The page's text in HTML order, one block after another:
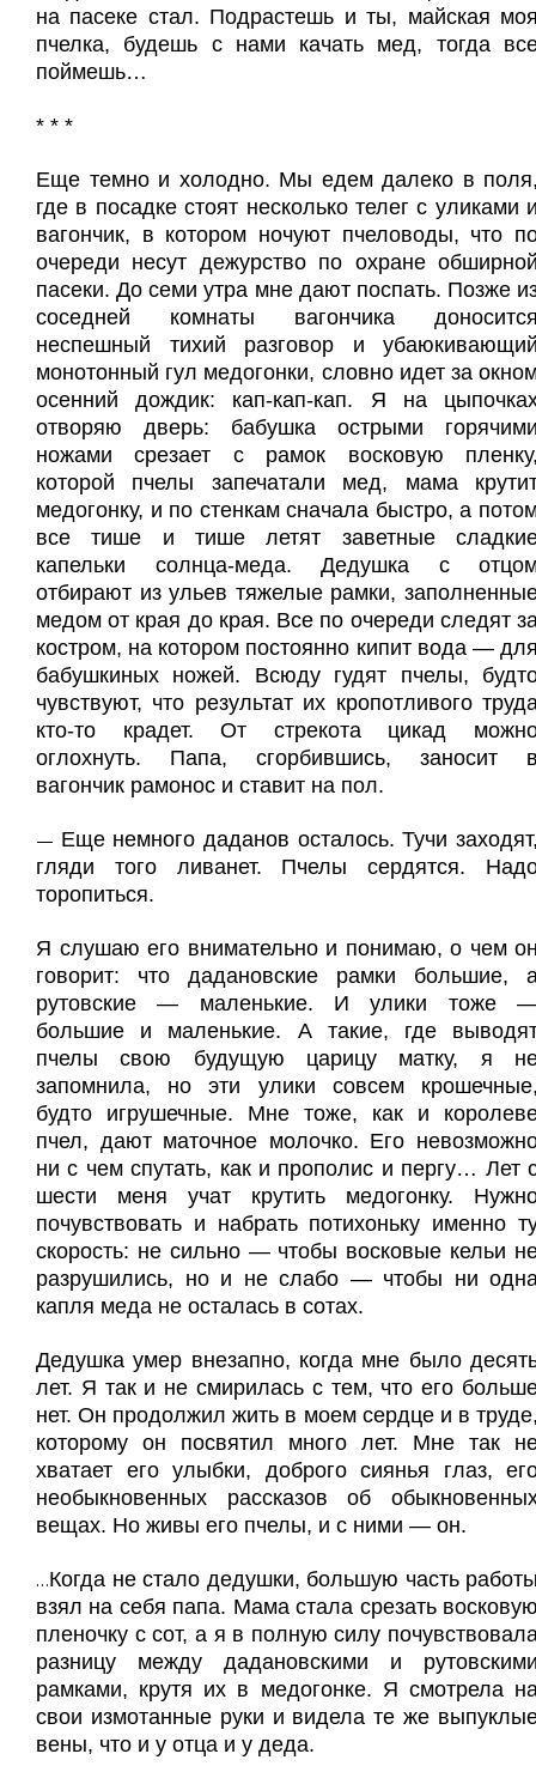
на пасеке стал. Подрастешь и ты, майская
пчелка, будешь с нами качать мед, тогда
поймешь…
* * *
Еще темно и холодно. Мы едем далеко в
где в посадке стоят несколько телег с уликами
вагончик, в котором ночуют пчеловоды, что
очереди несут дежурство по охране
пасеки. До семи утра мне дают поспать. Позже
соседней комнаты вагончика
неспешный тихий разговор и
монотонный гул медогонки, словно идет за
осенний дождик: кап-кап-кап. Я на
отворяю дверь: бабушка острыми
ножами срезает с рамок восковую
которой пчелы запечатали мед, мама
медогонку, и по стенкам сначала быстро, а
все тише и тише летят заветные
капельки солнца-меда. Дедушка с
отбирают из ульев тяжелые рамки,
медом от края до края. Все по очереди следят
костром, на котором постоянно кипит вода —
бабушкиных ножей. Всюду гудят пчелы,
чувствуют, что результат их кропотливого
кто-то крадет. От стрекота цикад
оглохнуть. Папа, сгорбившись, заносит
вагончик рамонос и ставит на пол.
— Еще немного даданов осталось. Тучи
гляди того ливанет. Пчелы сердятся.
торопиться.
Я слушаю его внимательно и понимаю, о чем
говорит: что дадановские рамки большие,
рутовские — маленькие. И улики тоже
большие и маленькие. А такие, где
пчелы свою будущую царицу матку, я
запомнила, но эти улики совсем
будто игрушечные. Мне тоже, как и
пчел, дают маточное молочко. Его
ни с чем спутать, как и прополис и пергу… Лет
шести меня учат крутить медогонку.
почувствовать и набрать потихоньку именно
скорость: не сильно — чтобы восковые кельи
разрушились, но и не слабо — чтобы ни
капля меда не осталась в сотах.
Дедушка умер внезапно, когда мне было
лет. Я так и не смирилась с тем, что его
нет. Он продолжил жить в моем сердце и в
которому он посвятил много лет. Мне так
хватает его улыбки, доброго сиянья глаз,
необыкновенных рассказов об
вещах. Но живы его пчелы, и с ними — он.
…Когда не стало дедушки, большую часть
взял на себя папа. Мама стала срезать
пленочку с сот, а я в полную силу
разницу между дадановскими и
рамками, крутя их в медогонке. Я смотрела
свои измотанные руки и видела те же
вены, что и у отца и у деда.